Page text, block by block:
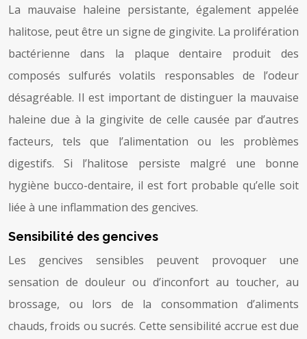
La mauvaise haleine persistante, également appelée
halitose, peut être un signe de gingivite. La prolifération
bactérienne dans la plaque dentaire produit des
composés sulfurés volatils responsables de l’odeur
désagréable. Il est important de distinguer la mauvaise
haleine due à la gingivite de celle causée par d’autres
facteurs, tels que l’alimentation ou les problèmes
digestifs. Si l’halitose persiste malgré une bonne
hygiène bucco-dentaire, il est fort probable qu’elle soit
liée à une inflammation des gencives.
Sensibilité des gencives
Les gencives sensibles peuvent provoquer une
sensation de douleur ou d’inconfort au toucher, au
brossage, ou lors de la consommation d’aliments
chauds, froids ou sucrés. Cette sensibilité accrue est due